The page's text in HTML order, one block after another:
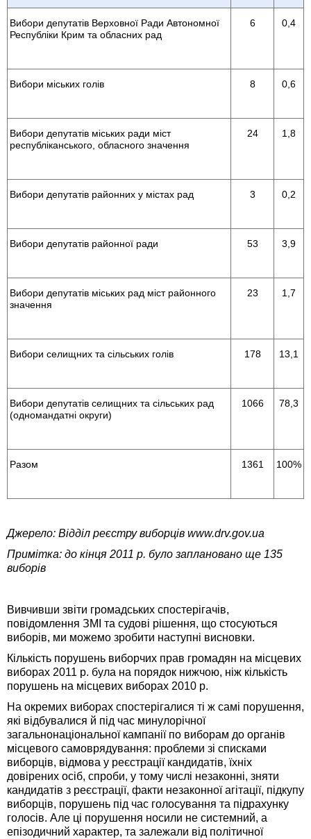
Вибори депутатів Верховної Ради Автономної
Республіки Крим та обласних рад
6 0,4
Вибори міських голів 8 0,6
Вибори депутатів міських ради міст
республіканського, обласного значення
24 1,8
Вибори депутатів районних у містах рад 3 0,2
Вибори депутатів районної ради 53 3,9
Вибори депутатів міських рад міст районного
значення
23 1,7
Вибори селищних та сільських голів 178 13,1
Вибори депутатів селищних та сільських рад
(одномандатні округи)
1066 78,3
Разом 1361 100%
Джерело: Відділ реєстру виборців www.drv.gov.ua
Примітка: до кінця 2011 р. було заплановано ще 135
виборів
Вивчивши звіти громадських спостерігачів,
повідомлення ЗМІ та судові рішення, що стосуються
виборів, ми можемо зробити наступні висновки.
Кількість порушень виборчих прав громадян на місцевих
виборах 2011 р. була на порядок нижчою, ніж кількість
порушень на місцевих виборах 2010 р.
На окремих виборах спостерігалися ті ж самі порушення,
які відбувалися й під час минулорічної
загальнонаціональної кампанії по виборам до органів
місцевого самоврядування: проблеми зі списками
виборців, відмова у реєстрації кандидатів, їхніх
довірених осіб, спроби, у тому числі незаконні, зняти
кандидатів з реєстрації, факти незаконної агітації, підкупу
виборців, порушень під час голосування та підрахунку
голосів. Але ці порушення носили не системний, а
епізодичний характер, та залежали від політичної